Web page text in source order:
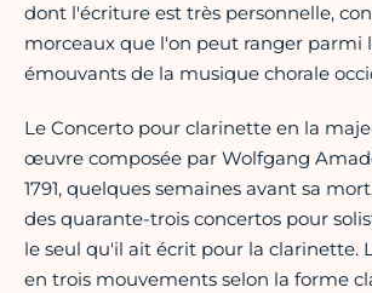
dont l'écriture est très personnelle,
morceaux que l'on peut ranger parmi
émouvants de la musique chorale
Le Concerto pour clarinette en la
œuvre composée par Wolfgang
1791, quelques semaines avant sa
des quarante-trois concertos pour
le seul qu'il ait écrit pour la clarinette.
en trois mouvements selon la forme